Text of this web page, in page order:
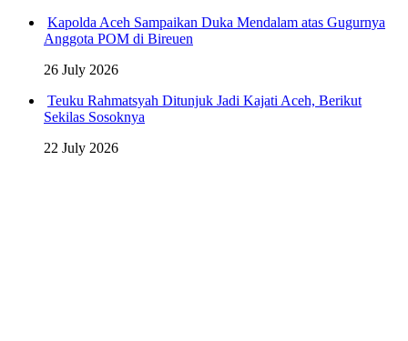
Kapolda Aceh Sampaikan Duka Mendalam atas Gugurnya
Anggota POM di Bireuen
26 July 2026
Teuku Rahmatsyah Ditunjuk Jadi Kajati Aceh, Berikut
Sekilas Sosoknya
22 July 2026